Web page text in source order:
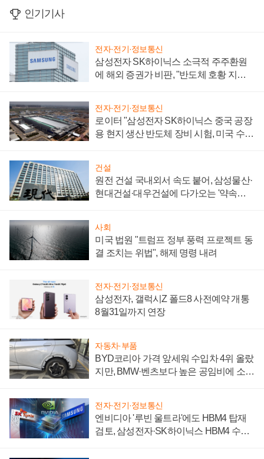
인기기사
전자·전기·정보통신
삼성전자 SK하이닉스 소극적 주주환원
에 해외 증권가 비판, "반도체 호황 지속
전자·전기·정보통신
로이터 "삼성전자 SK하이닉스 중국 공장
용 현지 생산 반도체 장비 시험, 미국 수출
건설
원전 건설 국내외서 속도 붙어, 삼성물산·
현대건설·대우건설에 다가오는 '약속의
사회
미국 법원 "트럼프 정부 풍력 프로젝트 동
결 조치는 위법", 해제 명령 내려
전자·전기·정보통신
삼성전자, 갤럭시Z 폴드8 사전예약 개통
8월31일까지 연장
자동차·부품
BYD코리아 가격 앞세워 수입차 4위 올랐
지만, BMW·벤츠보다 높은 공임비에 소비
전자·전기·정보통신
엔비디아 '루빈 울트라'에도 HBM4 탑재
검토, 삼성전자·SK하이닉스 HBM4 수율